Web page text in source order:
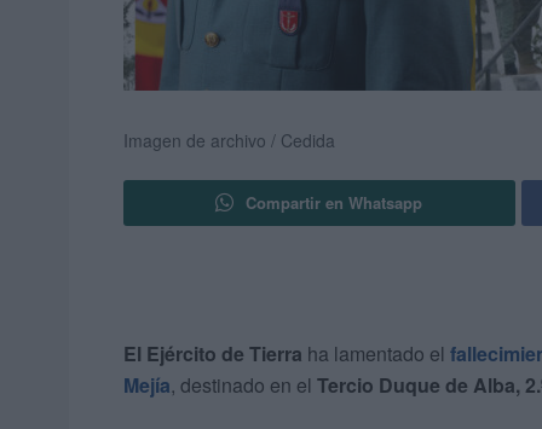
Imagen de archivo / Cedida
Compartir en Whatsapp
El Ejército de Tierra ha lamentado el
Mejía, destinado en el Tercio Duque de Alba,